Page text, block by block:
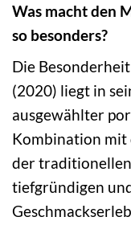
Was macht den
so besonders?
Die
(2020) liegt in
ausgewählter
Kombination mit
der
tiefgründigen